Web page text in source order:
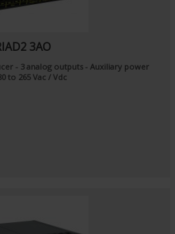
3AO
- 3 analog outputs - Auxiliary power
to 265 Vac / Vdc